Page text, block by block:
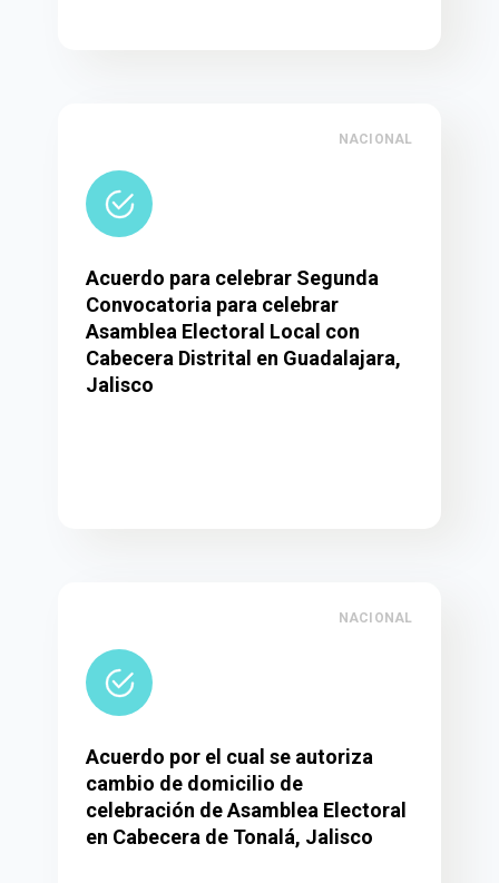
NACIONAL
Acuerdo para celebrar Segunda
Convocatoria para celebrar
Asamblea Electoral Local con
Cabecera Distrital en Guadalajara,
Jalisco
NACIONAL
Acuerdo por el cual se autoriza
cambio de domicilio de
celebración de Asamblea Electoral
en Cabecera de Tonalá, Jalisco